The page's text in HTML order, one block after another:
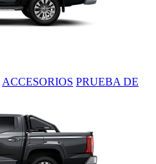
ACCESORIOS PRUEBA DE